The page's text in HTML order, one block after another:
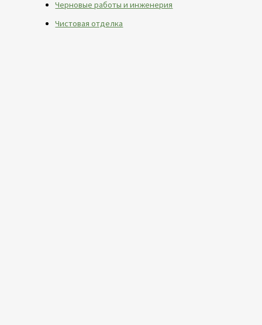
Черновые работы и инженерия
Чистовая отделка